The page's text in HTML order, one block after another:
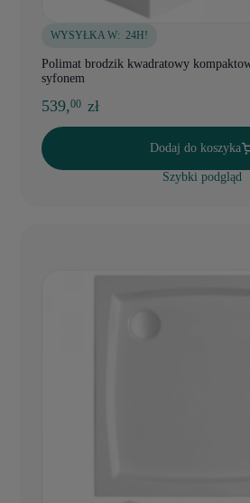
WYSYŁKA W: 24H!
Polimat brodzik kwadratowy
syfonem
539,00 zł
Dodaj do koszyka
Szybki podgląd